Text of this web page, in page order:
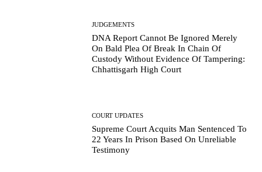
JUDGEMENTS
DNA Report Cannot Be Ignored Merely
On Bald Plea Of Break In Chain Of
Custody Without Evidence Of Tampering:
Chhattisgarh High Court
COURT UPDATES
Supreme Court Acquits Man Sentenced To
22 Years In Prison Based On Unreliable
Testimony